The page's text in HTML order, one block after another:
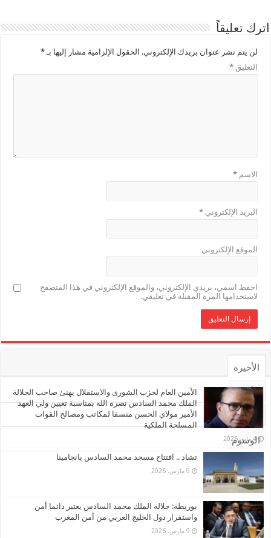
اترك تعليقاً
لن يتم نشر عنوان بريدك الإلكتروني. الحقول الإلزامية مشار إليها بـ*
التعليق*
الاسم*
البريد الإلكتروني*
الموقع الإلكتروني
احفظ اسمي، بريدي الإلكتروني، والموقع الإلكتروني في هذا المتصفح
لاستخدامها المرة المقبلة في تعليقي.
الأخيرة
الأشهر
تعليقات
الوسوم
الأمين العام لحزب الشورى والاستقلال يهنئ صاحب الجلالة
الملك محمد السادس نصره الله بمناسبة تعيين ولي العهد
الأمير مولاي الحسن منسقا لمكاتب ومصالح القوات
المسلحة الملكية
4 مايو، 2026
تشاد .. افتتاح مسجد محمد السادس بانجامينا
9 مارس، 2026
بوريطة: جلالة الملك محمد السادس يعتبر دائما أمن
واستقرار دول الخليج العربي من أمن المغرب
9 مارس، 2026